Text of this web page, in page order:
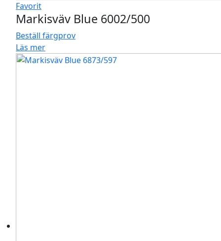
Favorit
Markisväv Blue 6002/500
Beställ färgprov
Läs mer